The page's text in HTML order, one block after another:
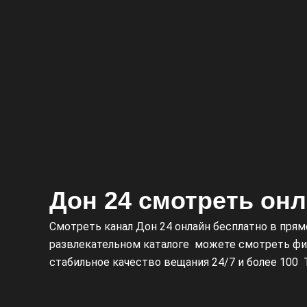
Дон 24 смотреть
Смотреть канал Дон 24 онлайн бесплатно в
развлекательном каталоге можете смотреть
стабильное качество вещания 24/7 и более 100